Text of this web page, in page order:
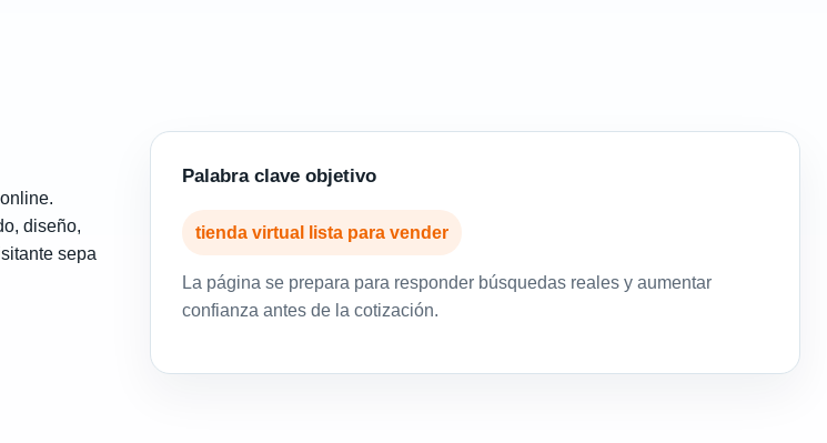
diseño,
sepa
Palabra clave objetivo
tienda virtual lista para vender
La página se prepara para responder búsquedas reales y aumentar
confianza antes de la cotización.